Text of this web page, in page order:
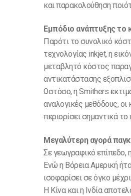
και παρακολούθηση
Εμπόδιο ανάπτυξης το
Παρότι το συνολικό
τεχνολογίας inkjet, η
μεταβλητό κόστος
αντικατάστασης
Ωστόσο, η Smithers
αναλογικές μεθόδους,
περιορίσει σημαντικά
Μεγαλύτερη αγορά
Σε γεωγραφικό επίπεδο,
Ενώ η Βόρεια Αμερική
ισοφαρίσει σε όγκο
Η Κίνα και η Ινδία